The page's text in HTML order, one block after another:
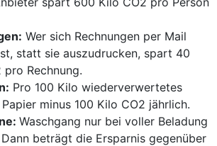
Wer sich Rechnungen per Mail
statt sie auszudrucken, spart 40
pro Rechnung.
Pro 100 Kilo wiederverwertetes
minus 100 Kilo CO2 jährlich.
Waschgang nur bei voller Beladung
beträgt die Ersparnis gegenüber